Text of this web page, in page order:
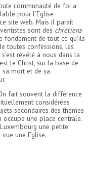
communauté de foi a
pour l’Eglise
site web. Mais il paraît
sont des chrétiens
fondement de tout ce qu’ils
toutes confessions, les
révélé à nous dans la
le Christ, sur la base de
sa mort et de sa
fait souvent la différence
considérées
secondaires des thèmes
une place centrale.
une petite
une Eglise.